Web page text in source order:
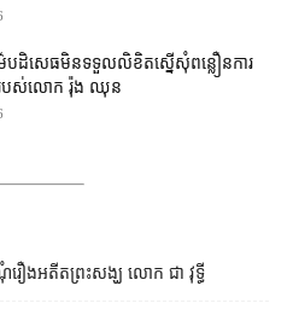
បដិសេធ​មិន​ទទួល​លិខិត​ស្នើសុំ​ពន្លឿន​ការ​
របស់​លោក រ៉ុង ឈុន
រឿង​​អតីត​ព្រះសង្ឃ លោក ជា វុទ្ធី